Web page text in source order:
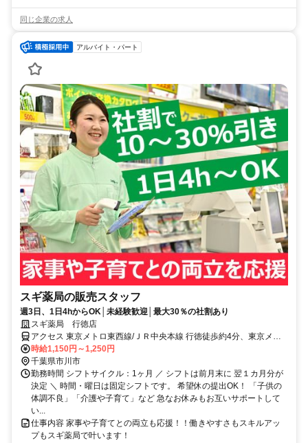
同じ企業の求人
アルバイト・パート
スギ薬局の販売スタッフ
週3日、1日4hからOK│未経験歓迎│最大30％の社割あり
スギ薬局 行徳店
アクセス 東京メトロ東西線/ＪＲ中央本線 行徳徒歩約4分、東京メト
ロ東西線/ＪＲ中央本線 妙典北口徒歩約15分、東京メトロ東西線/ＪＲ
中央本線 南行徳北口徒歩約24分
時給1,150円～1,250円
千葉県市川市
勤務時間 シフトサイクル：1ヶ月 ／ シフトは前月末に 翌１カ月分が
決定 ＼ 時間・曜日は固定シフトです。 希望休の提出OK！ 「子供の
体調不良」「介護や子育て」など 急なお休みもお互いサポートして
い...
仕事内容 家事や子育てとの両立も応援！！働きやすさもスキルアッ
プもスギ薬局で叶います！